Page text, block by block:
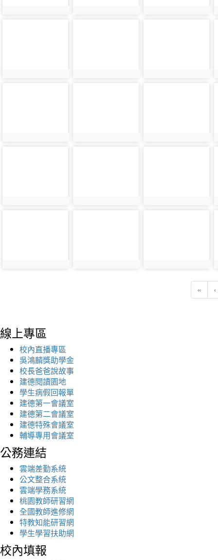
« ‹
線上專區
校內直播專區
吳鴻麟獎助學金
校長爸爸說故事
建德閱讀園地
學生病假回報單
建德第一會議室
建德第二會議室
建德特殊會議室
輔導專用會議室
公務連結
雲端差勤系統
公文整合系統
雲端學務系統
桃園教師研習網
全國教師進修網
特教知能研習網
學生學習扶助網
校內填報